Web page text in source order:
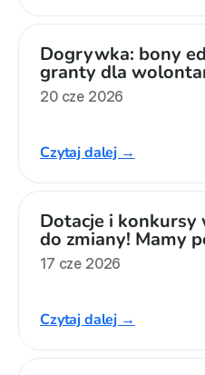
Laureaci
Dogrywka: bony
granty dla
20 cze 2026
Czytaj dalej →
Dotacje i
do zmiany! Mamy
17 cze 2026
Czytaj dalej →